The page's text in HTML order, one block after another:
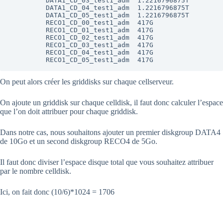
On peut alors créer les griddisks sur chaque cellserveur.
On ajoute un griddisk sur chaque celldisk, il faut donc calculer l’espace
que l’on doit attribuer pour chaque griddisk.
Dans notre cas, nous souhaitons ajouter un premier diskgroup DATA4
de 10Go et un second diskgroup RECO4 de 5Go.
Il faut donc diviser l’espace disque total que vous souhaitez attribuer
par le nombre celldisk.
Ici, on fait donc (10/6)*1024 = 1706